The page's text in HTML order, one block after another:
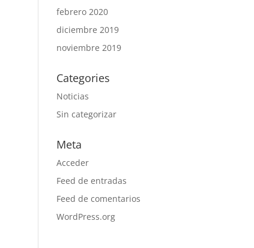
febrero 2020
diciembre 2019
noviembre 2019
Categories
Noticias
Sin categorizar
Meta
Acceder
Feed de entradas
Feed de comentarios
WordPress.org